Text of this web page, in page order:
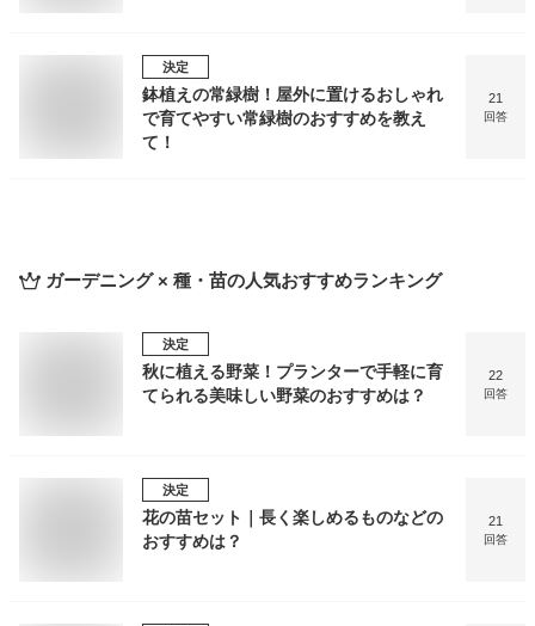
決定
鉢植えの常緑樹！屋外に置けるおしゃれ
で育てやすい常緑樹のおすすめを教え
て！
21
回答
ガーデニング × 種・苗の人気おすすめランキング
決定
秋に植える野菜！プランターで手軽に育
てられる美味しい野菜のおすすめは？
22
回答
決定
花の苗セット｜長く楽しめるものなどの
おすすめは？
21
回答